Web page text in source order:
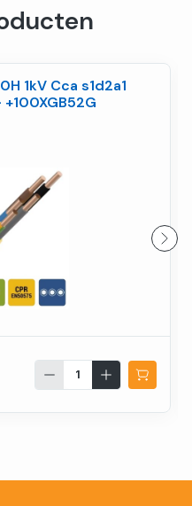
1kV Cca s1d2a1